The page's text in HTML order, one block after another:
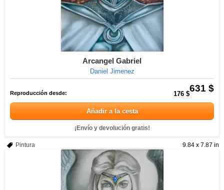
Arcangel Gabriel
Daniel Jimenez
631 $
Reproducción desde: 176 $
Añadir a la cesta
¡Envío y devolución gratis!
9.84 x 7.87 in
Pintura